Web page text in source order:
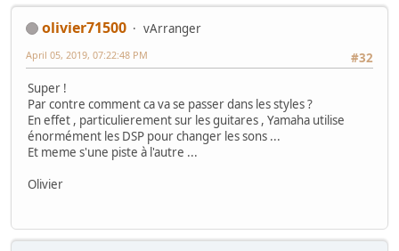
olivier71500
vArranger
#32
April 05, 2019, 07:22:48 PM
Super !
Par contre comment ca va se passer dans les styles ?
En effet , particulierement sur les guitares , Yamaha utilise
énormément les DSP pour changer les sons ...
Et meme s'une piste à l'autre ...
Olivier